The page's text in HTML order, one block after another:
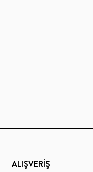
ALIŞVERİŞ